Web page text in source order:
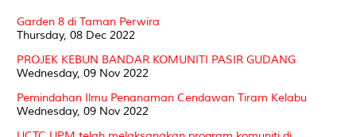
Garden 8 di Taman Perwira
Thursday, 08 Dec 2022
PROJEK KEBUN BANDAR KOMUNITI PASIR GUDANG
Wednesday, 09 Nov 2022
Pemindahan Ilmu Penanaman Cendawan Tiram Kelabu
Wednesday, 09 Nov 2022